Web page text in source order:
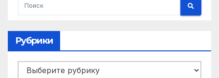
Рубрики
Рубрики